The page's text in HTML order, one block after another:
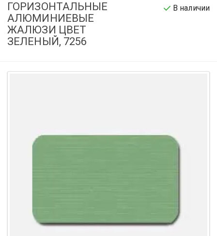
ГОРИЗОНТАЛЬНЫЕ
АЛЮМИНИЕВЫЕ
ЖАЛЮЗИ ЦВЕТ
ЗЕЛЕНЫЙ, 7256
В наличии